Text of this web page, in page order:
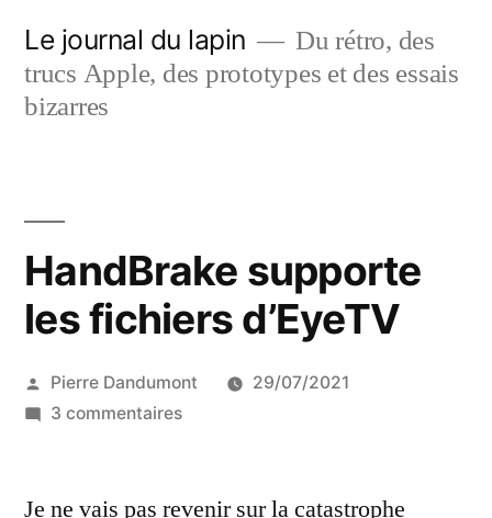
contenu
Le journal du lapin
Du rétro, des
trucs Apple, des prototypes et des essais
bizarres
HandBrake supporte
les fichiers d’EyeTV
Publié
par
Pierre Dandumont
29/07/2021
3 commentairessur
les
Je ne vais pas revenir sur la catastrophe